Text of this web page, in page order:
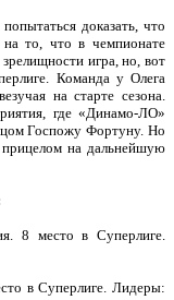
доказать, что
то, что в чемпионате
игра, но, вот
Команда у Олега
на старте сезона.
где «Динамо-ЛО»
Госпожу Фортуну. Но
прицелом на дальнейшую
8 место в Суперлиге.
в Суперлиге. Лидеры: